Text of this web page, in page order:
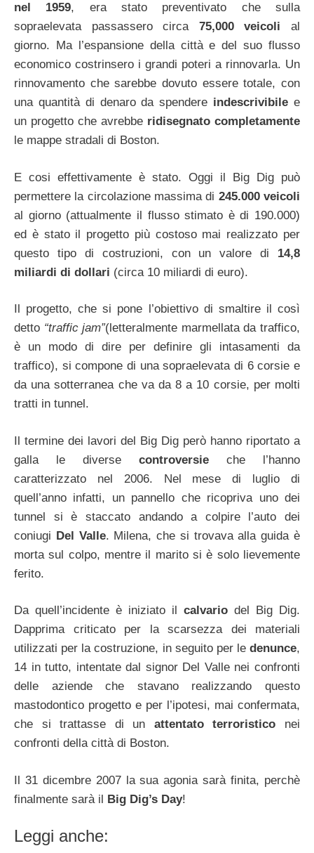
nel 1959, era stato preventivato che sulla
sopraelevata passassero circa 75,000 veicoli al
giorno. Ma l’espansione della città e del suo flusso
economico costrinsero i grandi poteri a rinnovarla. Un
rinnovamento che sarebbe dovuto essere totale, con
una quantità di denaro da spendere indescrivibile e
un progetto che avrebbe ridisegnato completamente
le mappe stradali di Boston.
E cosi effettivamente è stato. Oggi il Big Dig può
permettere la circolazione massima di 245.000 veicoli
al giorno (attualmente il flusso stimato è di 190.000)
ed è stato il progetto più costoso mai realizzato per
questo tipo di costruzioni, con un valore di 14,8
miliardi di dollari (circa 10 miliardi di euro).
Il progetto, che si pone l’obiettivo di smaltire il così
detto “traffic jam”(letteralmente marmellata da traffico,
è un modo di dire per definire gli intasamenti da
traffico), si compone di una sopraelevata di 6 corsie e
da una sotterranea che va da 8 a 10 corsie, per molti
tratti in tunnel.
Il termine dei lavori del Big Dig però hanno riportato a
galla le diverse controversie che l’hanno
caratterizzato nel 2006. Nel mese di luglio di
quell’anno infatti, un pannello che ricopriva uno dei
tunnel si è staccato andando a colpire l’auto dei
coniugi Del Valle. Milena, che si trovava alla guida è
morta sul colpo, mentre il marito si è solo lievemente
ferito.
Da quell’incidente è iniziato il calvario del Big Dig.
Dapprima criticato per la scarsezza dei materiali
utilizzati per la costruzione, in seguito per le denunce,
14 in tutto, intentate dal signor Del Valle nei confronti
delle aziende che stavano realizzando questo
mastodontico progetto e per l’ipotesi, mai confermata,
che si trattasse di un attentato terroristico nei
confronti della città di Boston.
Il 31 dicembre 2007 la sua agonia sarà finita, perchè
finalmente sarà il Big Dig’s Day!
Leggi anche: